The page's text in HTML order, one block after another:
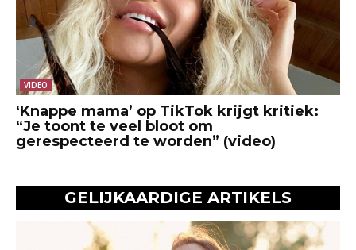
VIDEO
‘Knappe mama’ op TikTok krijgt kritiek:
“Je toont te veel bloot om
gerespecteerd te worden” (video)
GELIJKAARDIGE ARTIKELS